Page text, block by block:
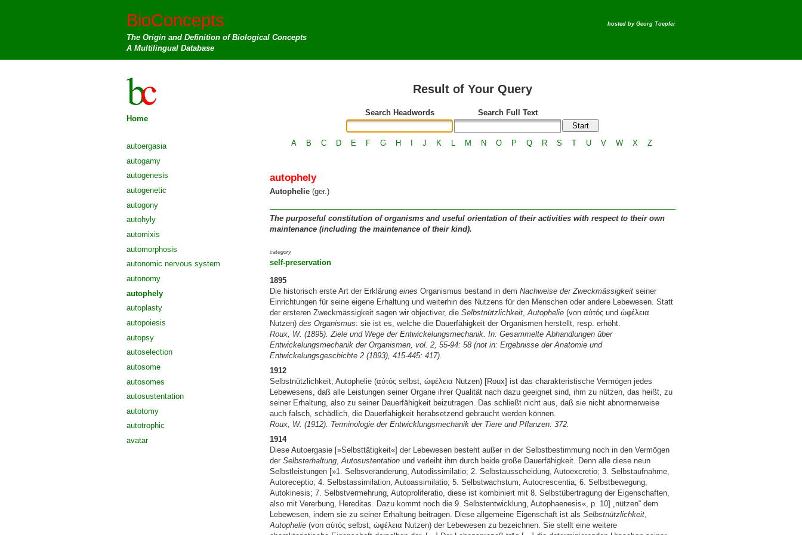
BioConcepts
The Origin and Definition of Biological Concepts
A Multilingual Database
hosted by Georg Toepfer
Home
autoergasia
autogamy
autogenesis
autogenetic
autogony
autohyly
automixis
automorphosis
autonomic nervous system
autonomy
autophely
autoplasty
autopoiesis
autopsy
autoselection
autosome
autosomes
autosustentation
autotomy
autotrophic
avatar
Result of Your Query
Search Headwords Search Full Text
A B C D E F G H I J K L M N O P Q R S T U V W X Z
autophely
Autophelie (ger.)
The purposeful constitution of organisms and useful orientation of their activities with respect to their own
maintenance (including the maintenance of their kind).
category
self-preservation
1895
Die historisch erste Art der Erklärung eines Organismus bestand in dem Nachweise der Zweckmässigkeit seiner
Einrichtungen für seine eigene Erhaltung und weiterhin des Nutzens für den Menschen oder andere Lebewesen. Statt
der ersteren Zweckmässigkeit sagen wir objectiver, die Selbstnützlichkeit,Autophelie (von αὐτός und ὠφέλεια
Nutzen) des Organismus: sie ist es, welche die Dauerfähigkeit der Organismen herstellt, resp. erhöht.
Roux, W. (1895).Ziele und Wege der Entwickelungsmechanik. In: Gesammelte Abhandlungen über
Entwickelungsmechanik der Organismen, vol. 2, 55-94: 58 (not in: Ergebnisse der Anatomie und
Entwickelungsgeschichte 2 (1893), 415-445: 417).
1912
Selbstnützlichkeit, Autophelie (αὐτός selbst, ὠφέλεια Nutzen) [Roux] ist das charakteristische Vermögen jedes
Lebewesens, daß alle Leistungen seiner Organe ihrer Qualität nach dazu geeignet sind, ihm zu nützen, das heißt, zu
seiner Erhaltung, also zu seiner Dauerfähigkeit beizutragen. Das schließt nicht aus, daß sie nicht abnormerweise
auch falsch, schädlich, die Dauerfähigkeit herabsetzend gebraucht werden können.
Roux, W. (1912). Terminologie der Entwicklungsmechanik der Tiere und Pflanzen: 372.
1914
Diese Autoergasie [»Selbsttätigkeit«] der Lebewesen besteht außer in der Selbstbestimmung noch in den Vermögen
der Selbsterhaltung Autosustentation und verleiht ihm durch beide große Dauerfähigkeit. Denn alle diese neun
Selbstleistungen [»1. Selbsveränderung, Autodissimilatio; 2. Selbstausscheidung, Autoexcretio; 3. Selbstaufnahme,
Autoreceptio; 4. Selbstassimilation, Autoassimilatio; 5. Selbstwachstum, Autocrescentia; 6. Selbstbewegung,
Autokinesis; 7. Selbstvermehrung, Autoproliferatio, diese ist kombiniert mit 8. Selbstübertragung der Eigenschaften,
also mit Vererbung, Hereditas. Dazu kommt noch die 9. Selbstentwicklung, Autophaenesis«, p. 10] „nützen“ dem
Lebewesen, indem sie zu seiner Erhaltung beitragen. Diese allgemeine Eigenschaft ist als Selbstnützlichkeit
Autophelie (von αὐτός selbst, ὠφέλεια Nutzen) der Lebewesen zu bezeichnen. Sie stellt eine weitere